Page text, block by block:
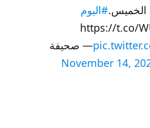
الخميس.#اليوم
— صحيفة
November 14,